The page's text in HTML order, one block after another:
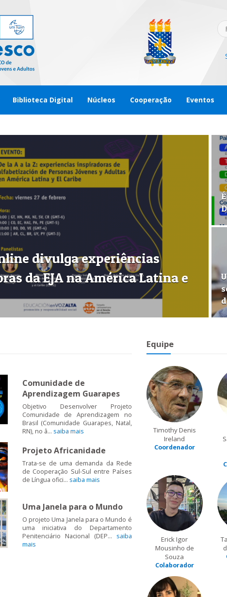
Biblioteca Digital Núcleos Cooperação Eventos
divulga experiências
da EJA na América Latina e
Comunidade de
Aprendizagem Guarapes
Objetivo Desenvolver Projeto
Comunidade de Aprendizagem no
Brasil (Comunidade Guarapes, Natal,
RN), no â... saiba mais
Projeto Africanidade
Trata-se de uma demanda da Rede
de Cooperação Sul-Sul entre Países
de Língua ofici... saiba mais
Uma Janela para o Mundo
O projeto Uma Janela para o Mundo é
uma iniciativa do Departamento
Penitenciário Nacional (DEP... saiba
mais
Equipe
Timothy Denis
Ireland
Coordenador
Erick Igor
Mousinho de
Souza
Colaborador